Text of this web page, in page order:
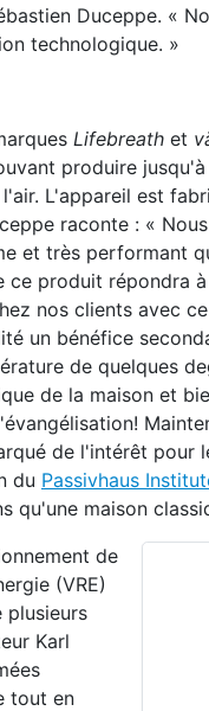
Duceppe. «
technologique. »
Lifebreath et
produire
L'appareil est
raconte : «
et très performant
produit répondra
nos clients avec
un bénéfice
de quelques
de la maison et
de l'intérêt pour
du Passivhaus
qu'une maison
de
(VRE)
Karl
tout en